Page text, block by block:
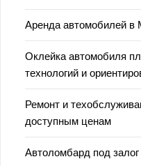
Аренда автомобилей в
Оклейка автомобиля
технологий и
Ремонт и
доступным ценам
Автоломбард под